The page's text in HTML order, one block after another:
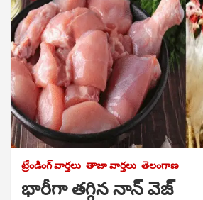
ట్రేండింగ్ వార్తలు తాజా వార్తలు తెలంగాణ
భారీగా తగ్గిన నాన్ వెజ్